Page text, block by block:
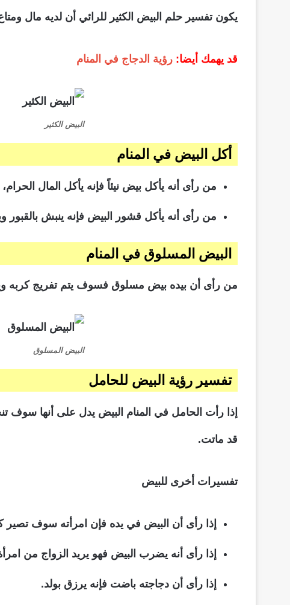
يكون تفسير حلم البيض الكثير للرائي أن لديه مال
قد يهمك أيضا: رؤية الدجاج في المنام
البيض الكثير
أكل البيض في المنام
من رأى أنه يأكل بيض نيئاً فإنه يأكل المال
من رأى أنه يأكل قشور البيض فإنه ينبش
البيض المسلوق في المنام
من رأى أن بيده بيض مسلوق فسوف يتم تفريج كربه
البيض المسلوق
تفسير رؤية البيض للحامل
إذا رأت الحامل في المنام البيض يدل على أنها سوف
قد ماتت.
تفسيرات أخرى للبيض
إذا رأى أن البيض في يده فإن امرأته سوف تصير
إذا رأى أنه يضرب البيض فهو يريد الزواج من
إذا رأى أن دجاجته باضت فإنه يرزق بولد.